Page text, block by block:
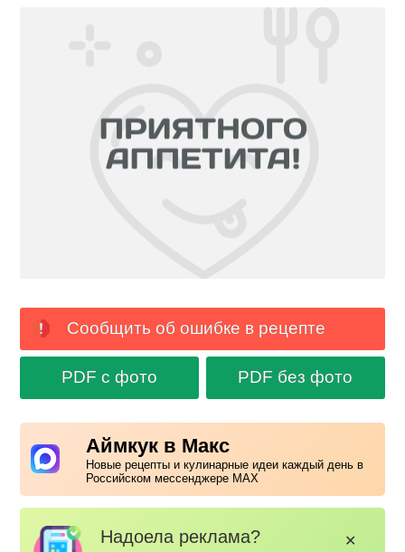
Сообщить об ошибке в рецепте
PDF с фото PDF без фото
Аймкук в Макс
Новые рецепты и кулинарные идеи каждый день в
Российском мессенджере MAX
Надоела реклама? ✕